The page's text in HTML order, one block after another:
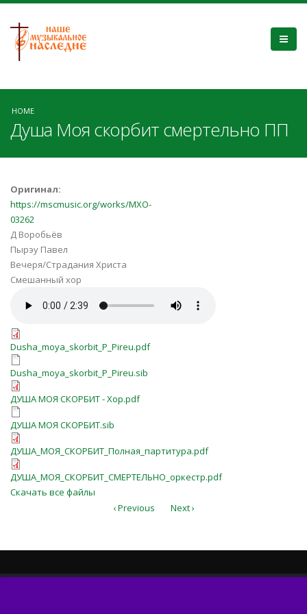
HOME
Душа Моя скорбит смертельно ПП
Оригинал:
https://mscmusic.org/works/MXO-
03262
Д Воробьёв
Пырэу Павел
Вечеря/Страдания Христа
Смешанный хор
Dusha_moya_skorbit_P_Pireu.mp3
Dusha_moya_skorbit_P_Pireu.pdf
Dusha_moya_skorbit_P_Pireu.pdf
Dusha_moya_skorbit_P_Pireu.sib
Dusha_moya_skorbit_P_Pireu.sib
ДУША МОЯ СКОРБИТ - Хор.pdf
ДУША МОЯ СКОРБИТ - Хор.pdf
ДУША МОЯ СКОРБИТ.sib
ДУША МОЯ СКОРБИТ.sib
ДУША_МОЯ_СКОРБИТ_Полная_партитура.pdf
ДУША_МОЯ_СКОРБИТ_СМЕРТЕЛЬНО_оркестр.pdf
Скачать все файлы
‹ Previous
Next ›